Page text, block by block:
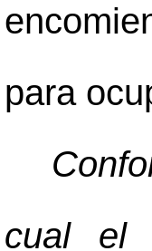
para
cual el